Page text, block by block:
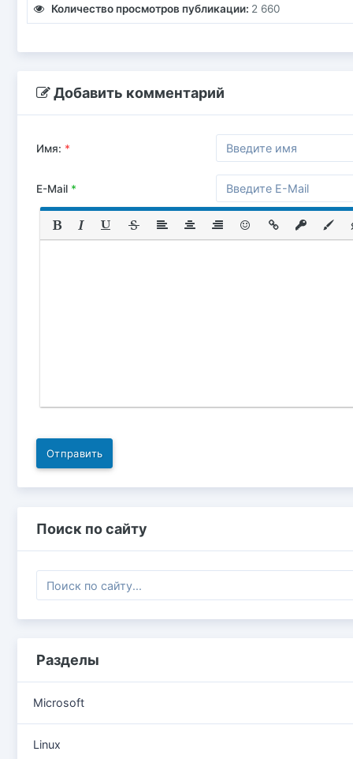
Количество просмотров публикации: 2 660
Добавить комментарий
Имя: *
E-Mail *
Отправить
Поиск по сайту
Разделы
Microsoft
Linux